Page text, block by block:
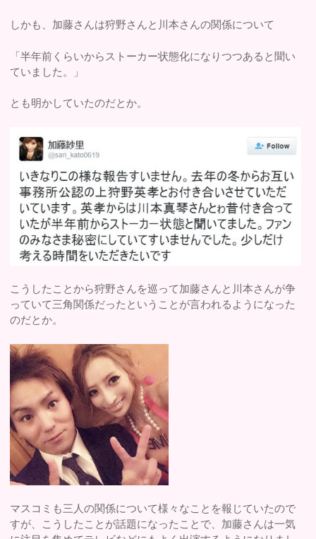
しかも、加藤さんは狩野さんと川本さんの関係について
「半年前くらいからストーカー状態化になりつつあると聞い
ていました。」
とも明かしていたのだとか。
こうしたことから狩野さんを巡って加藤さんと川本さんが争
っていて三角関係だったということが言われるようになった
のだとか。
マスコミも三人の関係について様々なことを報じていたので
すが、こうしたことが話題になったことで、加藤さんは一気